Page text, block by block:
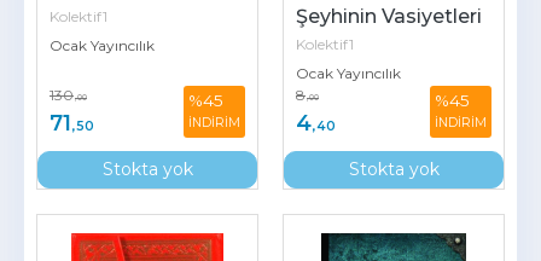
Stokta yok
Kolektif1
Ocak Yayıncılık
%45
İNDİRİM
130,00
71,50
Stokta yok
Şeyhinin Vasiyetleri
Kolektif1
Ocak Yayıncılık
%45
İNDİRİM
8,00
4,40